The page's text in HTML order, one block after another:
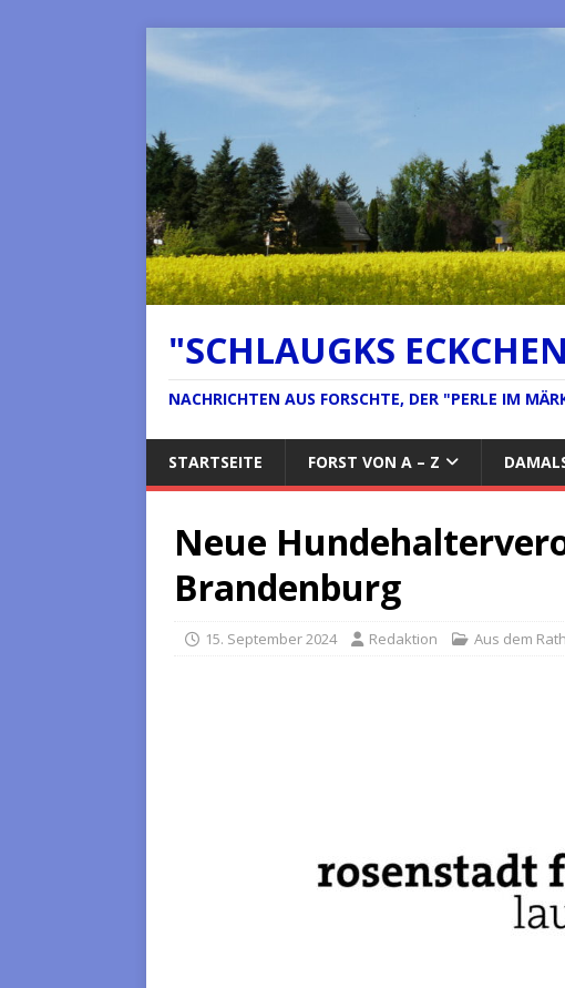
"SCHLAUGKS
NACHRICHTEN AUS FORSCHTE, DER "PERLE IM
STARTSEITE FORST VON A – Z
Neue
Brandenburg
15. September 2024 Redaktion Aus dem